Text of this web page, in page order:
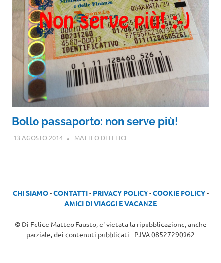
Bollo passaporto: non serve più!
13 AGOSTO 2014 MATTEO DI FELICE
CHI SIAMO-CONTATTI- PRIVACY POLICY-COOKIE POLICY-
AMICI DI VIAGGI E VACANZE
© Di Felice Matteo Fausto, e' vietata la ripubblicazione, anche
parziale, dei contenuti pubblicati - P.IVA 08527290962